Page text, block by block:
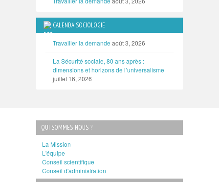
CALENDA SOCIOLOGIE
Travailler la demande août 3, 2026
La Sécurité sociale, 80 ans après :
dimensions et horizons de l’universalisme
juillet 16, 2026
QUI SOMMES-NOUS ?
La Mission
L'équipe
Conseil scientifique
Conseil d'administration